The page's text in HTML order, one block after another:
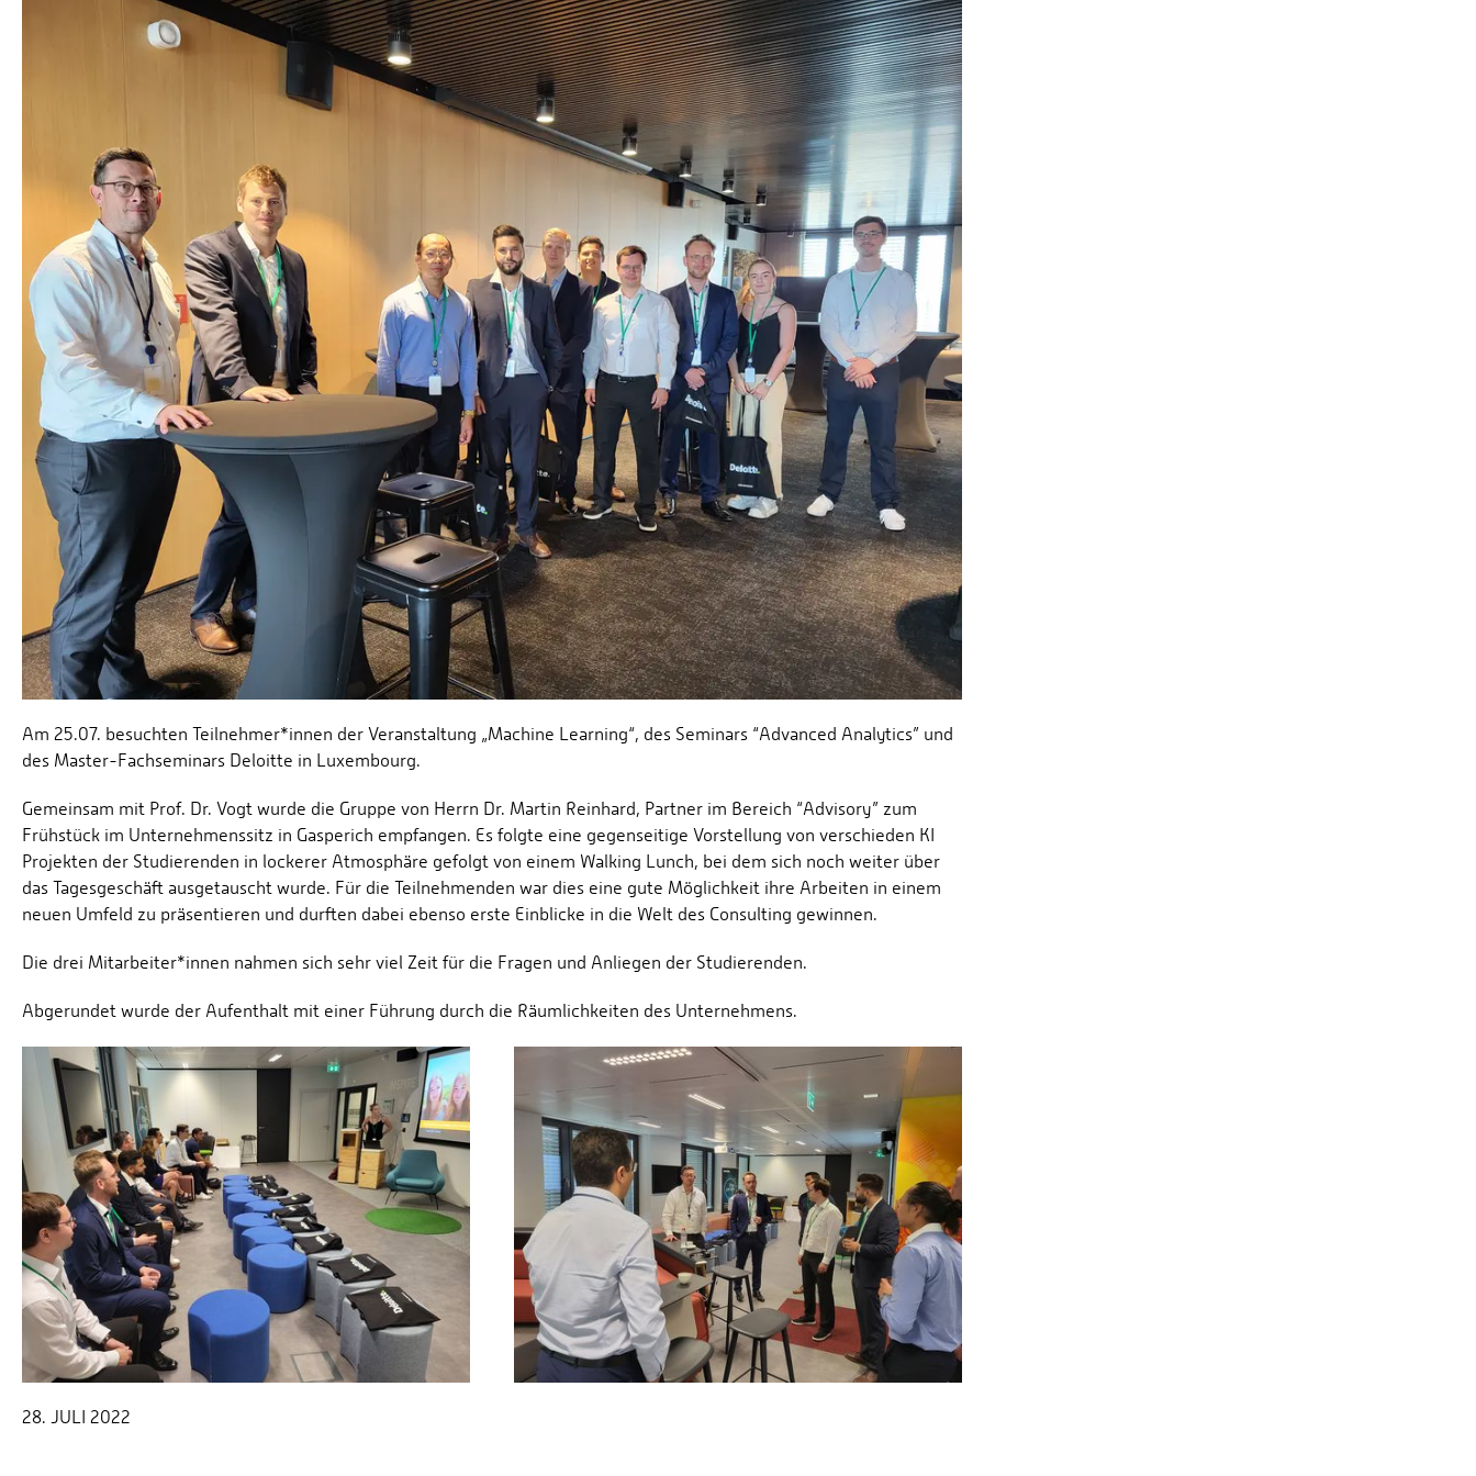
Am 25.07. besuchten Teilnehmer*innen der Veranstaltung „Machine Learning“, des Seminars “Advanced Analytics” und
des Master-Fachseminars Deloitte in Luxembourg.
Gemeinsam mit Prof. Dr. Vogt wurde die Gruppe von Herrn Dr. Martin Reinhard, Partner im Bereich “Advisory” zum
Frühstück im Unternehmenssitz in Gasperich empfangen. Es folgte eine gegenseitige Vorstellung von verschieden KI
Projekten der Studierenden in lockerer Atmosphäre gefolgt von einem Walking Lunch, bei dem sich noch weiter über
das Tagesgeschäft ausgetauscht wurde. Für die Teilnehmenden war dies eine gute Möglichkeit ihre Arbeiten in einem
neuen Umfeld zu präsentieren und durften dabei ebenso erste Einblicke in die Welt des Consulting gewinnen.
Die drei Mitarbeiter*innen nahmen sich sehr viel Zeit für die Fragen und Anliegen der Studierenden.
Abgerundet wurde der Aufenthalt mit einer Führung durch die Räumlichkeiten des Unternehmens.
28. JULI 2022